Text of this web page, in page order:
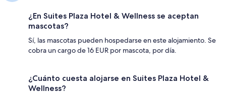
¿En Suites Plaza Hotel & Wellness se aceptan
mascotas?
Sí, las mascotas pueden hospedarse en este alojamiento. Se
cobra un cargo de 16 EUR por mascota, por día.
¿Cuánto cuesta alojarse en Suites Plaza Hotel &
Wellness?